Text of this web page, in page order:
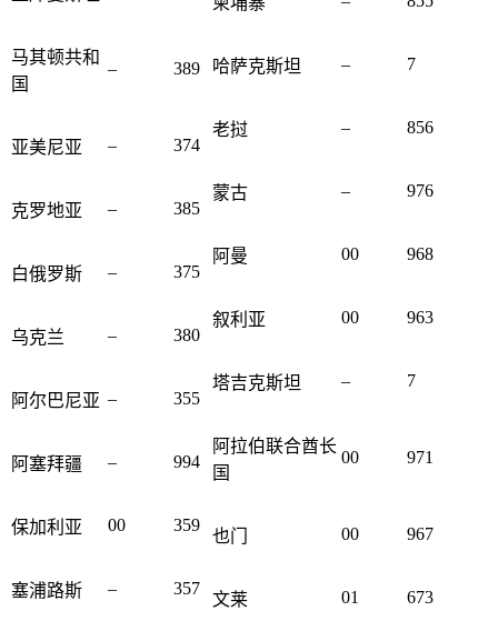
马其顿共和
国
– 389
亚美尼亚 – 374
克罗地亚 – 385
白俄罗斯 – 375
乌克兰 – 380
阿尔巴尼亚 – 355
阿塞拜疆 – 994
保加利亚 00 359
塞浦路斯 – 357
哈萨克斯坦 – 7
老挝 – 856
蒙古 – 976
阿曼 00 968
叙利亚 00 963
塔吉克斯坦 – 7
阿拉伯联合酋长
国
00 971
也门 00 967
文莱 01 673